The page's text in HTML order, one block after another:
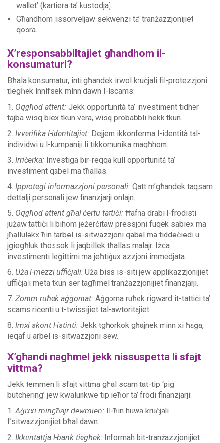
wallet’ (kartiera ta’ kustodja).
Għandhom jissorveljaw sekwenzi ta’ tranżazzjonijiet
qosra.
X’responsabbiltajiet għandhom il-
konsumaturi?
Bħala konsumatur, inti għandek irwol kruċjali fil-protezzjoni
tiegħek innifsek minn dawn l-iscams:
1. Oqgħod attent: Jekk opportunità ta’ investiment tidher
tajba wisq biex tkun vera, wisq probabbli hekk tkun.
2. Ivverifika l-identitajiet: Dejjem ikkonferma l-identità tal-
individwi u l-kumpaniji li tikkomunika magħhom.
3. Irriċerka: Investiga bir-reqqa kull opportunità ta’
investiment qabel ma tħallas.
4. Ipproteġi informazzjoni personali: Qatt m’għandek taqsam
dettalji personali jew finanzjarji onlajn.
5. Oqgħod attent għal ċertu tattiċi: Ħafna drabi l-frodisti
jużaw tattiċi li bihom jeżerċitaw pressjoni fuqek sabiex ma
jħallulekx ħin tarbel is-sitwazzjoni qabel ma tiddeċiedi u
jġiegħluk tħossok li jaqbillek tħallas malajr. Iżda
investimenti leġittimi ma jeħtiġux azzjoni immedjata.
6. Uża l-mezzi uffiċjali: Uża biss is-siti jew applikazzjonijiet
uffiċjali meta tkun ser tagħmel tranżazzjonijiet finanzjarji.
7. Żomm ruħek aġġornat: Aġġorna ruħek rigward it-tattiċi ta’
scams riċenti u t-twissijiet tal-awtoritajiet.
8. Imxi skont l-istinti: Jekk tgħorkok għajnek minn xi ħaġa,
ieqaf u arbel is-sitwazzjoni sew.
X’għandi nagħmel jekk nissuspetta li sfajt
vittma?
Jekk temmen li sfajt vittma għal scam tat-tip ‘pig
butchering’ jew kwalunkwe tip ieħor ta’ frodi finanzjarji:
1.Aġixxi mingħajr dewmien: Il-ħin huwa kruċjali
f’sitwazzjonijiet bħal dawn.
2. Ikkuntattja l-bank tiegħek: Informah bit-tranżazzjonijiet